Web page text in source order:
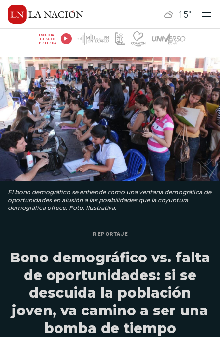
15°
ESCUCHÁ
TU RADIO
PREFERIDA
El bono demográfico se entiende como una ventana demográfica de
oportunidades en alusión a las posibilidades que la coyuntura
demográfica ofrece. Foto: Ilustrativa.
REPORTAJE
Bono demográfico vs. falta
de oportunidades: si se
descuida la población
joven, va camino a ser una
bomba de tiempo